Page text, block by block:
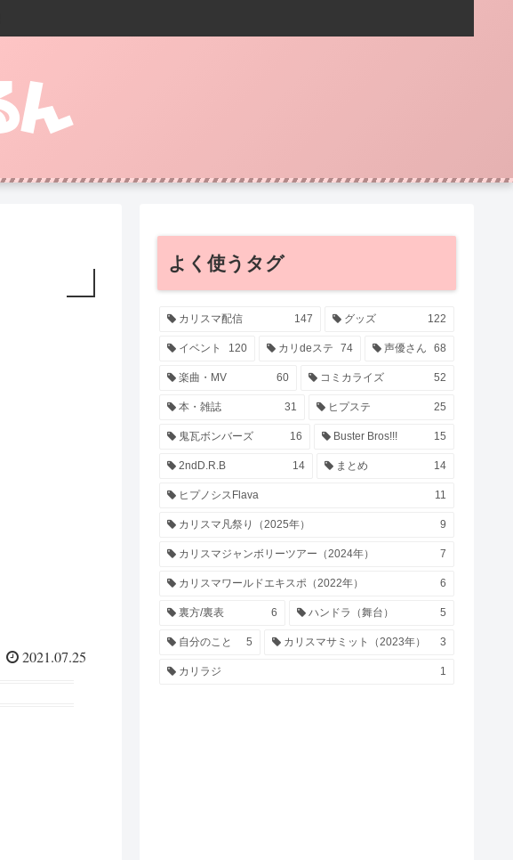
2021.07.25
よく使うタグ
カリスマ配信 147 グッズ 122
イベント 120 カリdeステ 74 声優さん 68
楽曲・MV 60 コミカライズ 52
本・雑誌 31 ヒプステ 25
鬼瓦ボンバーズ 16 Buster Bros!!! 15
2ndD.R.B 14 まとめ 14
ヒプノシスFlava 11
カリスマ凡祭り（2025年） 9
カリスマジャンボリーツアー（2024年） 7
カリスマワールドエキスポ（2022年） 6
裏方/裏表 6 ハンドラ（舞台） 5
自分のこと 5 カリスマサミット（2023年） 3
カリラジ 1